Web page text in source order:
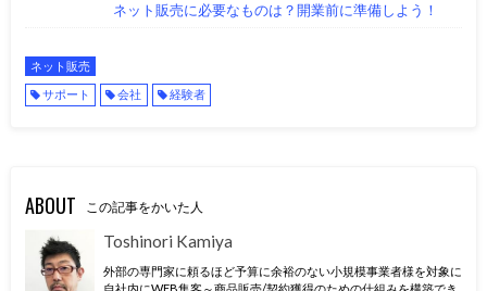
ネット販売に必要なものは？開業前に準備しよう！
ネット販売
サポート 会社 経験者
ABOUT この記事をかいた人
Toshinori Kamiya
外部の専門家に頼るほど予算に余裕のない小規模事業者様を対象に
自社内にWEB集客～商品販売/契約獲得のための仕組みを構築でき